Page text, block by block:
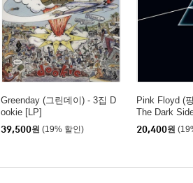
Greenday (그린데이) - 3집 D
ookie [LP]
39,500원 (19% 할인)
Pink Floyd (
The Dark
20,400원